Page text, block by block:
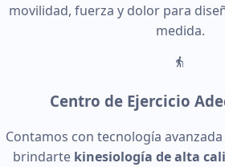
movilidad, fuerza y dolor para
medida.
Centro de Ejercicio
Contamos con tecnología avanzada
brindarte kinesiología de alta